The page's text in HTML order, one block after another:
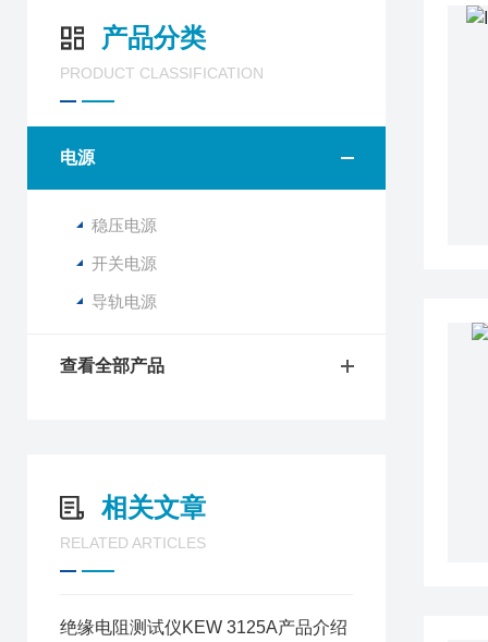
产品分类
PRODUCT CLASSIFICATION
电源
稳压电源
开关电源
导轨电源
查看全部产品
相关文章
RELATED ARTICLES
绝缘电阻测试仪KEW 3125A产品介绍